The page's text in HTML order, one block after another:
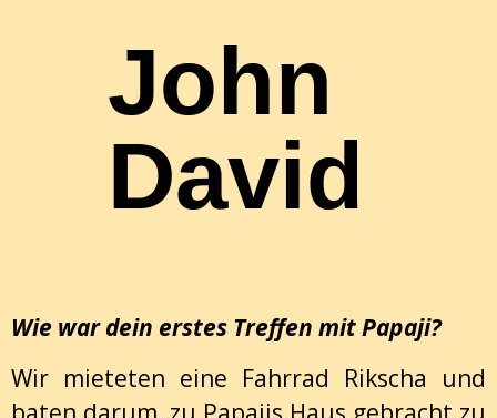
John
David
Wie war dein erstes Treffen mit Papaji?
Wir mieteten eine Fahrrad Rikscha und